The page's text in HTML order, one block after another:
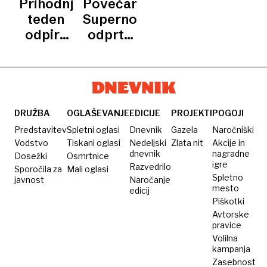
o
režiserju
dokumentarca
Melanii
iz
newyorške
Metropolitanske
Prihodnji
teden
odpira
Cineplexx
Povečana
Supernovabo
odprta
DRUŽBA
Predstavitev
Vodstvo
Dosežki
Sporočila za
javnost
OGLAŠEVANJE
Spletni oglasi
Tiskani oglasi
Osmrtnice
Mali oglasi
EDICIJE
Dnevnik
Nedeljski
dnevnik
Razvedrilo
Naročanje
edicij
PROJEKTI
Gazela
Zlata nit
POGOJI
Naročniški
Akcije in
nagradne
igre
Spletno
mesto
Piškotki
Avtorske
pravice
Volilna
kampanja
Zasebnost